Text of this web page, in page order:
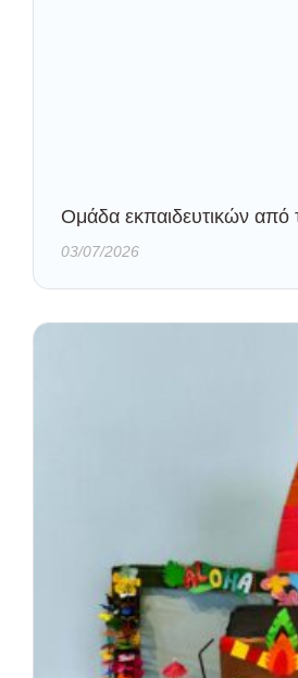
Oμάδα εκπαιδευτικών από
03/07/2026